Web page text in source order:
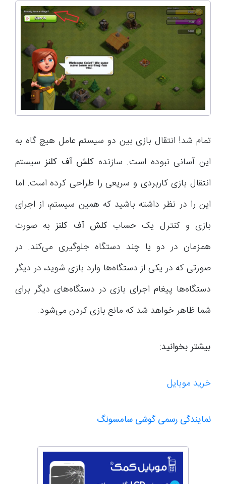
تمام شد! انتقال بازی بین دو سیستم­ عامل هیچ گاه به
این آسانی نبوده است. سازنده کلش آف کلنزسیستم
انتقال بازی کاربردی و سریعی را طراحی کرده است. اما
این را در نظر داشته باشید که همین سیستم، از اجرای
بازی و کنترل یک حسابکلش آف کلنزبه صورت
همزمان در دو یا چند دستگاه جلوگیری می­‌کند. در
صورتی که در یکی از دستگاه­‌ها وارد بازی شوید، در دیگر
دستگاه­‌ها پیغام اجرای بازی در دستگاه‌های دیگر برای
شما ظاهر خواهد شد که مانع بازی کردن می‌شود.
بیشتر بخوانید:
خرید موبایل
نمایندگی رسمی گوشی سامسونگ